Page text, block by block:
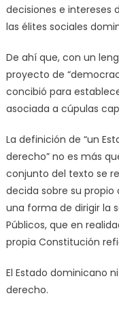
decisiones e intereses
las élites sociales
De ahí que, con un
proyecto de
concibió para
asociada a cúpulas
La definición de “un
derecho” no es más
conjunto del texto se
decida sobre su
una forma de dirigir la
Públicos, que en
propia Constitución
El Estado dominicano
derecho.